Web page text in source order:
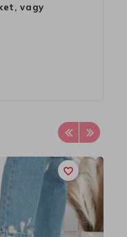
vagy
favorite_border